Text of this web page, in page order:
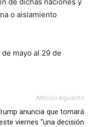
o aislamiento
mayo al 29 de
Artículo siguiente
anuncia que tomará
viernes “una decisión